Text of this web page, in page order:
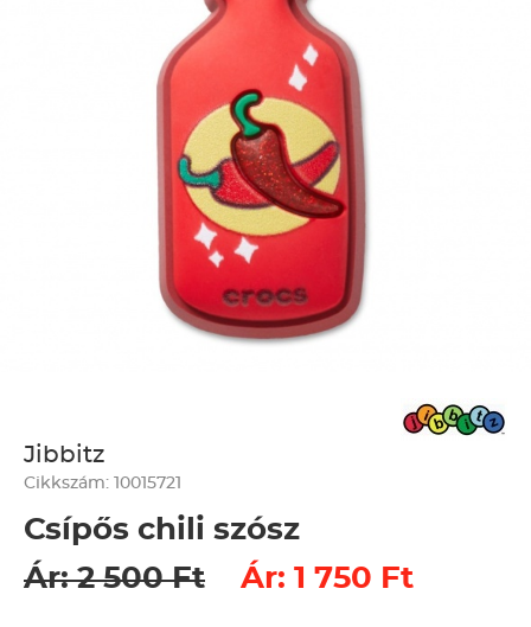
Jibbitz
Cikkszám: 10015721
Csípős chili szósz
Ár: 2 500 Ft
Ár: 1 750 Ft